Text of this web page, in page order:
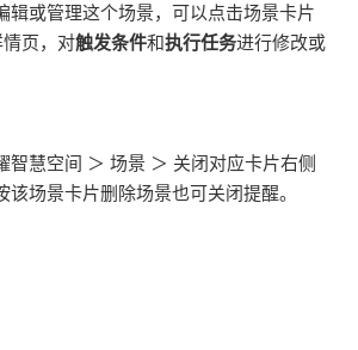
辑或管理这个场景，可以点击场景卡片
情页，对触发条件和执行任务进行修改或
智慧空间 ＞ 场景 ＞ 关闭对应卡片右侧
该场景卡片删除场景也可关闭提醒。